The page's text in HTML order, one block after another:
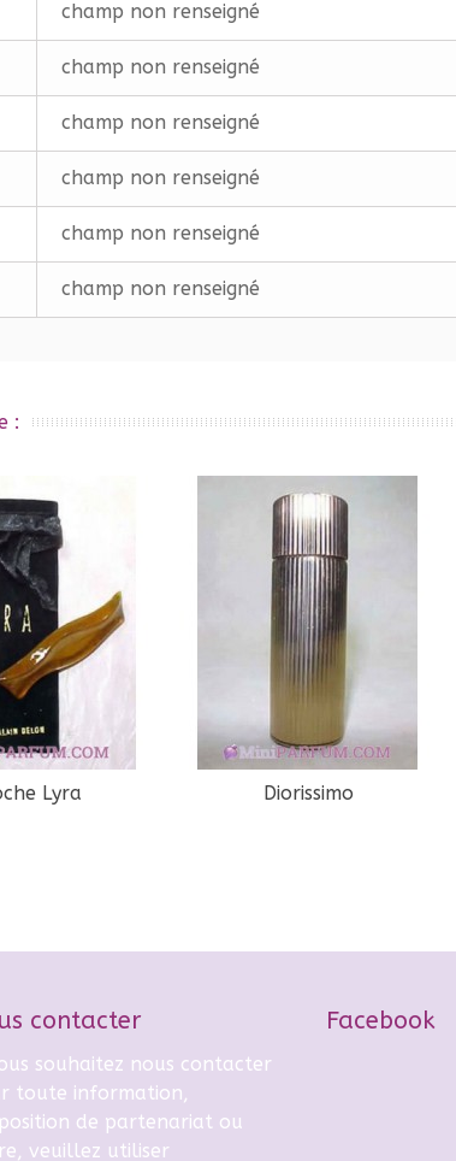
champ non renseigné
champ non renseigné
champ non renseigné
champ non renseigné
champ non renseigné
champ non renseigné
:
Lyra Diorissimo
contacter
souhaitez nous contacter
toute information,
de partenariat ou
veuillez utiliser
Facebook